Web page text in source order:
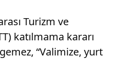
Turizm ve
katılmama kararı
“Valimize, yurt